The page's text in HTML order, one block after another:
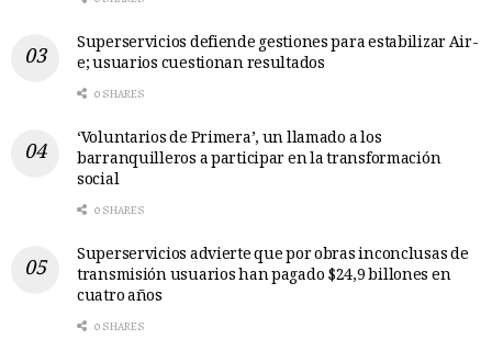
Superservicios defiende gestiones para estabilizar Air-
e; usuarios cuestionan resultados
0 SHARES
‘Voluntarios de Primera’, un llamado a los
barranquilleros a participar en la transformación
social
0 SHARES
Superservicios advierte que por obras inconclusas de
transmisión usuarios han pagado $24,9 billones en
cuatro años
0 SHARES